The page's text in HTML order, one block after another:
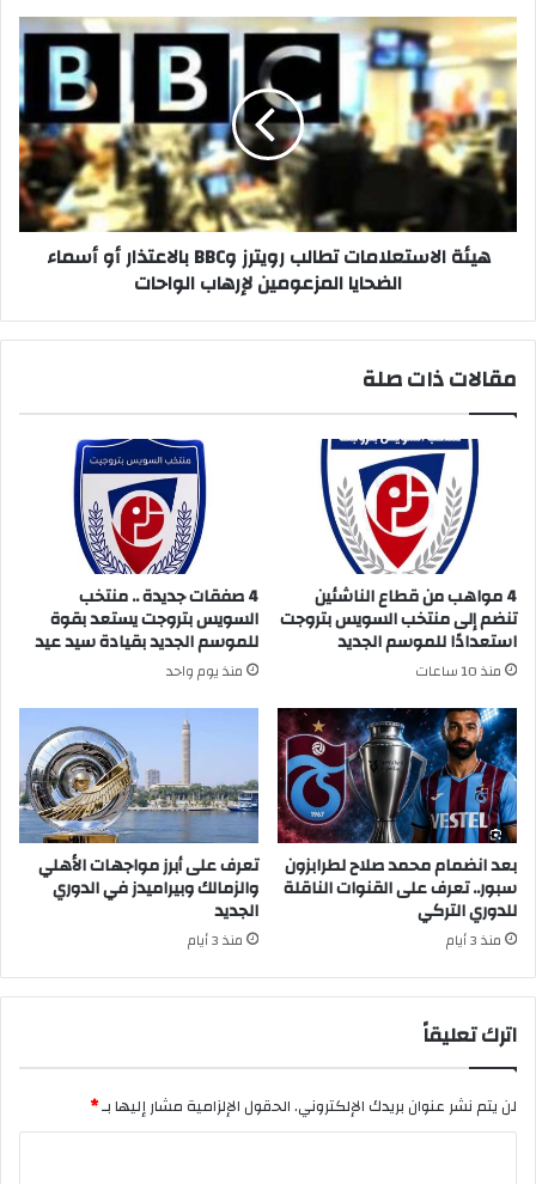
السيطرة
عليه
هيئة
الاستعلامات
تطالب
رويترز
وBBC
بالاعتذار
أو
أسماء
الضحايا
المزعومين
هيئة الاستعلامات تطالب رويترز وBBC بالاعتذار أو أسماء
الضحايا المزعومين لإرهاب الواحات
مقالات ذات صلة
4 مواهب من قطاع الناشئين
تنضم إلى منتخب السويس بتروجت
استعدادًا للموسم الجديد
منذ 10 ساعات
4 صفقات جديدة .. منتخب
السويس بتروجت يستعد بقوة
للموسم الجديد بقيادة سيد عيد
منذ يوم واحد
بعد انضمام محمد صلاح لطرابزون
سبور.. تعرف على القنوات الناقلة
للدوري التركي
منذ 3 أيام
تعرف على أبرز مواجهات الأهلي
والزمالك وبيراميدز في الدوري
الجديد
منذ 3 أيام
اترك تعليقاً
لن يتم نشر عنوان بريدك الإلكتروني.الحقول الإلزامية مشار إليها بـ*